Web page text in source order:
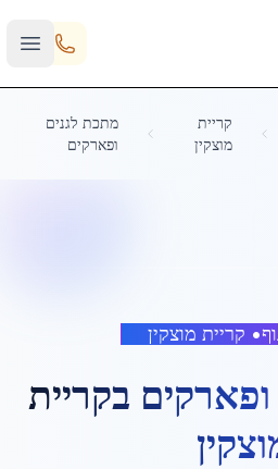
קריית
מוצקין
מתכת לגנים
ופארקים
• קריית מוצקין
בקריית